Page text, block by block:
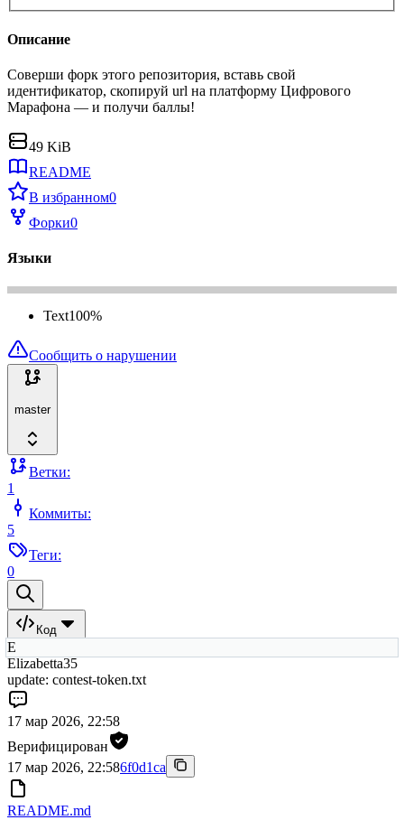
Описание
Соверши форк этого репозитория, вставь свой
идентификатор, скопируй url на платформу Цифрового
Марафона — и получи баллы!
49 KiB
README
В избранном0
Форки0
Языки
Text100%
Сообщить о нарушении
master
Ветки:
1
Коммиты:
5
Теги:
0
Код
E
Elizabetta35
update: contest-token.txt
17 мар 2026, 22:58
Верифицирован
17 мар 2026, 22:586f0d1ca
README.md